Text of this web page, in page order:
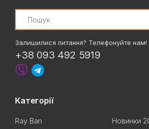
Search
Залишилися питання? Телефонуйте нам!
+38 093 492 5919
Категорії
Ray Ban
Новинки